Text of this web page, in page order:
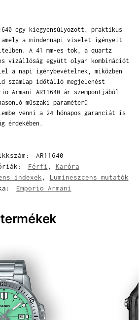
egy kiegyensúlyozott, praktikus
a mindennapi viselet igényeit
A 41 mm-es tok, a quartz
vízállóság együtt olyan kombinációt
a napi igénybevételnek, miközben
számlap időtálló megjelenést
Armani AR11640 ár szempontjából
műszaki paraméterű
venni a 24 hónapos garanciát is
érdekében.
AR11640
Férfi , Karóra
indexek, Lumineszcens mutatók
Emporio Armani